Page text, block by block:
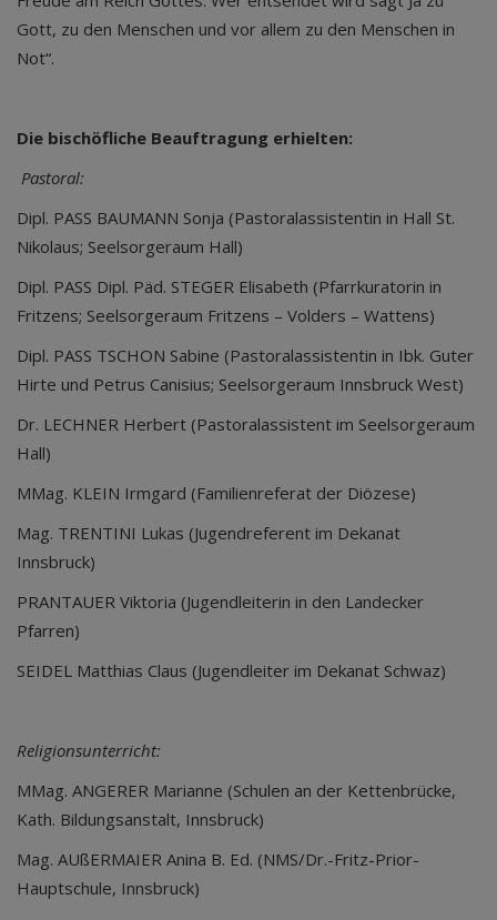
Gott, zu den Menschen und vor allem zu den Menschen in
Not“.
Die bischöfliche Beauftragung erhielten:
Pastoral:
Dipl. PASS BAUMANN Sonja (Pastoralassistentin in Hall St.
Nikolaus; Seelsorgeraum Hall)
Dipl. PASS Dipl. Päd. STEGER Elisabeth (Pfarrkuratorin in
Fritzens; Seelsorgeraum Fritzens – Volders – Wattens)
Dipl. PASS TSCHON Sabine (Pastoralassistentin in Ibk. Guter
Hirte und Petrus Canisius; Seelsorgeraum Innsbruck West)
Dr. LECHNER Herbert (Pastoralassistent im Seelsorgeraum
Hall)
MMag. KLEIN Irmgard (Familienreferat der Diözese)
Mag. TRENTINI Lukas (Jugendreferent im Dekanat
Innsbruck)
PRANTAUER Viktoria (Jugendleiterin in den Landecker
Pfarren)
SEIDEL Matthias Claus (Jugendleiter im Dekanat Schwaz)
Religionsunterricht:
MMag. ANGERER Marianne (Schulen an der Kettenbrücke,
Kath. Bildungsanstalt, Innsbruck)
Mag. AUßERMAIER Anina B. Ed. (NMS/Dr.-Fritz-Prior-
Hauptschule, Innsbruck)